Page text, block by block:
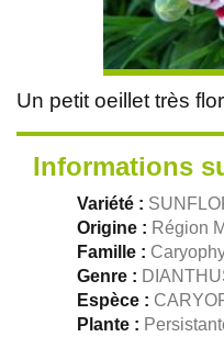
Un petit oeillet très
Informations
Variété :
Origine : Région
Famille :
Genre :
Espèce :
Plante :